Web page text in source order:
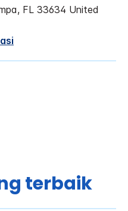
, FL 33634 United
terbaik